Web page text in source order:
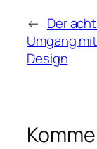
← Der
Umgang
Design